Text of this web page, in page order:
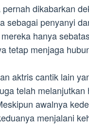
dikabarkan
sebagai penyanyi
hanya
tetap menjaga
aktris cantik lain
telah melanjutkan
awalnya
menjalani